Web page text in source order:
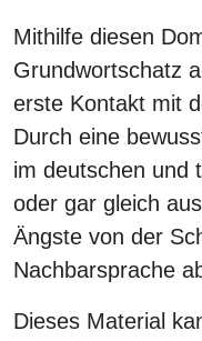
Mithilfe diesen
Grundwortschatz
erste Kontakt mit
Durch eine
im deutschen und
oder gar gleich
Ängste von der
Nachbarsprache
Dieses Material